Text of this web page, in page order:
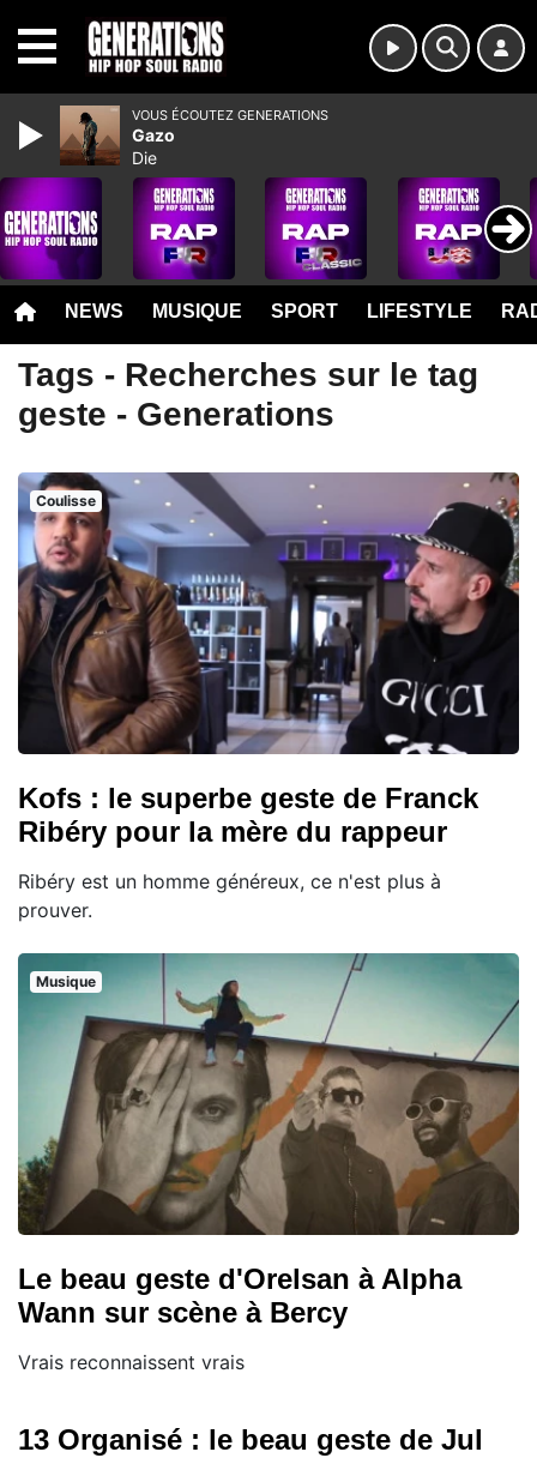
NEWS MUSIQUE SPORT LIFESTYLE
Tags - Recherches sur le tag
geste - Generations
Coulisse
Kofs : le superbe geste de Franck
Ribéry pour la mère du rappeur
Ribéry est un homme généreux, ce n'est plus à
prouver.
Musique
Le beau geste d'Orelsan à Alpha
Wann sur scène à Bercy
Vrais reconnaissent vrais
13 Organisé : le beau geste de Jul
VOUS ÉCOUTEZ GENERATIONS
Gazo
Die